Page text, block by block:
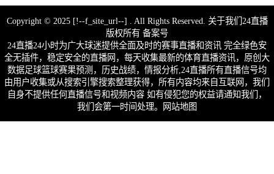
Copyright © 2025 [!--f_site_url--] . All Rights Reserved. 关于我们24直播
版权所有 备案号
24直播24小时为广大球迷提供全面及时的赛事直播和资讯 完全绿色安
全无插件，稳定安全的直播网，每天收集最新的体育直播资讯，原创大
数据足球篮球赛果预测，历史战绩，情报分析,24直播所有直播信号均
由用户收集或从搜索引擎搜索整理获得，所有内容均来自互联网，我们
自身不提供任何直播信号和视频内容 如有侵犯您的权益请通知我们，
我们会第一时间处理。
网站地图